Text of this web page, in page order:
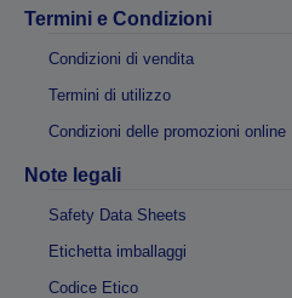
Termini e Condizioni
Condizioni di vendita
Termini di utilizzo
Condizioni delle promozioni online
Note legali
Safety Data Sheets
Etichetta imballaggi
Codice Etico